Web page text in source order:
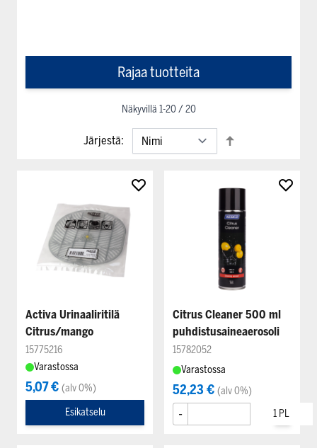
Rajaa tuotteita
Näkyvillä 1-20/20
Järjestä:
Activa Urinaaliritilä
Citrus/mango
15775216
Varastossa
5,07 € (alv 0%)
Esikatselu
Citrus Cleaner 500 ml
puhdistusaineaerosoli
15782052
Varastossa
52,23 € (alv 0%)
-